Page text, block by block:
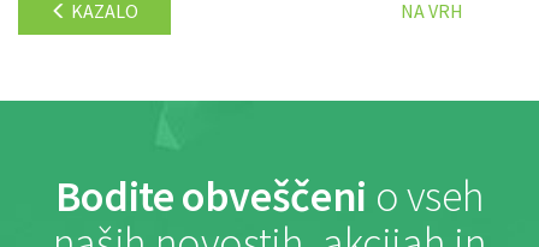
KAZALO NA VRH
Bodite obveščeni o vseh